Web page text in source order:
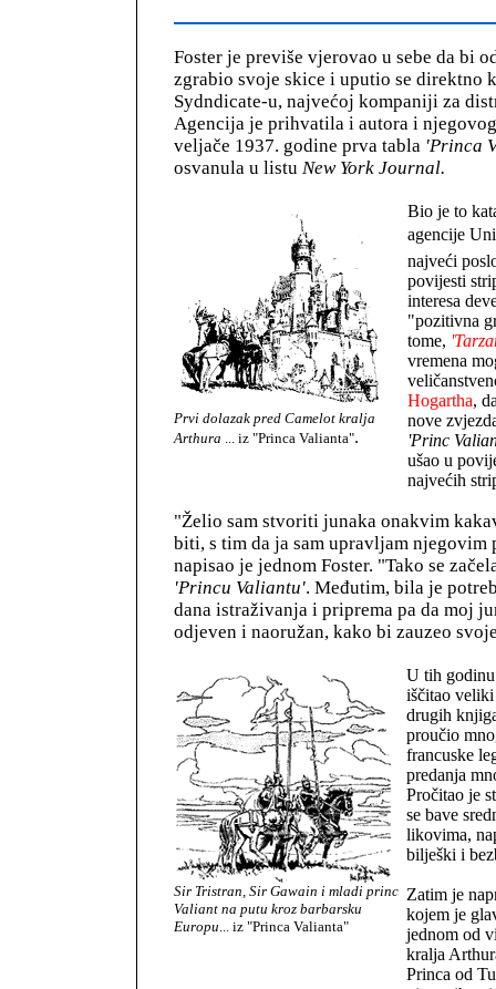
Foster je previše vjerovao u sebe da bi
zgrabio svoje skice i uputio se direktno
Sydndicate-u, najvećoj kompaniji za
Agencija je prihvatila i autora i
veljače 1937. godine prva tabla 'Princa
osvanula u listu New York Journal.
Prvi dolazak pred Camelot kralja
Arthura ... iz "Princa Valianta".
Bio je to
agencije
najveći
povijesti
interesa
"pozitivna
tome,
vremena
Hogartha,
nove
'Princ
ušao u
najvećih
"Želio sam stvoriti junaka onakvim
biti, s tim da ja sam upravljam njegovim
napisao je jednom Foster. "Tako se
'Princu Valiantu'. Međutim, bila je
dana istraživanja i priprema pa da moj
odjeven i naoružan, kako bi zauzeo
Sir Tristran, Sir Gawain i mladi princ
Valiant na putu kroz barbarsku
Europu... iz "Princa Valianta"
U tih godinu
iščitao
drugih
proučio
francuske
predanja
Pročitao je
se bave
likovima,
bilješki i
Zatim je
kojem je
jednom od
kralja
Princa od